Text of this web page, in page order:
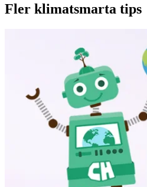
Fler klimatsmarta tips